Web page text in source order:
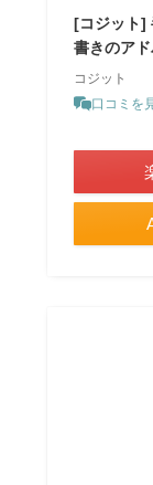
[コジット]
書きのア
コジット
口コミを